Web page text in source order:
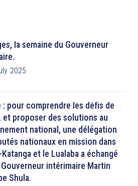
la semaine du Gouverneur
2025
: pour comprendre les défis de
et proposer des solutions au
national, une délégation
nationaux en mission dans
et le Lualaba a échangé
intérimaire Martin
Shula.